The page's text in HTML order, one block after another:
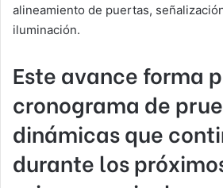
alineamiento de puertas,
iluminación.
Este avance forma
cronograma de
dinámicas que
durante los